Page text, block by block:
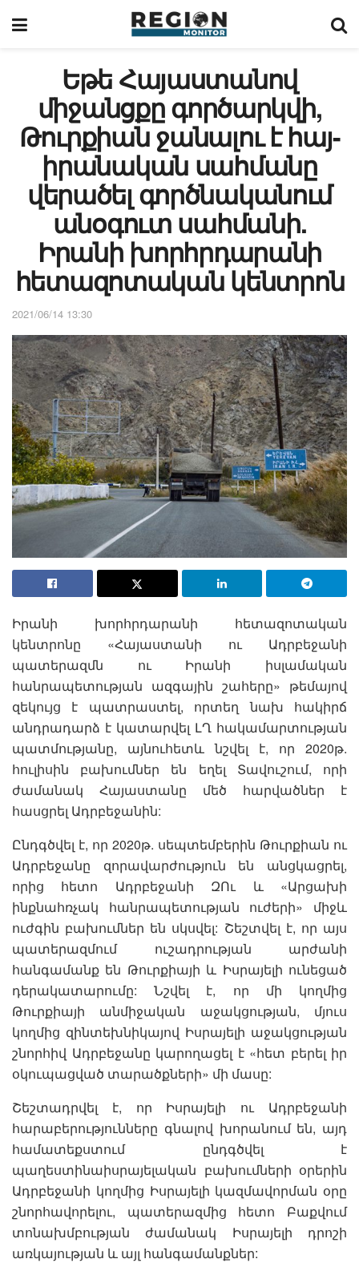
Եթե Հայաստանով
միջանցքը գործարկվի,
Թուրքիան ջանալու է հայ-
իրանական սահմանը
վերածել գործնականում
անօգուտ սահմանի.
Իրանի խորհրդարանի
հետազոտական կենտրոն
2021/06/14 13:30
Իրանի խորհրդարանի հետազոտական
կենտրոնը «Հայաստանի ու Ադրբեջանի
պատերազմն ու Իրանի իսլամական
հանրապետության ազգային շահերը» թեմայով
զեկույց է պատրաստել, որտեղ նախ հակիրճ
անդրադարձ է կատարվել ԼՂ հակամարտության
պատմությանը, այնուհետև նշվել է, որ 2020թ.
հուլիսին բախումներ են եղել Տավուշում, որի
ժամանակ Հայաստանը մեծ հարվածներ է
հասցրել Ադրբեջանին:
Ընդգծվել է, որ 2020թ. սեպտեմբերին Թուրքիան ու
Ադրբեջանը զորավարժություն են անցկացրել,
որից հետո Ադրբեջանի ԶՈւ և «Արցախի
ինքնահռչակ հանրապետության ուժերի» միջև
ուժգին բախումներ են սկսվել: Շեշտվել է, որ այս
պատերազմում ուշադրության արժանի
հանգամանք են Թուրքիայի և Իսրայելի ունեցած
դերակատարումը: Նշվել է, որ մի կողմից
Թուրքիայի անմիջական աջակցության, մյուս
կողմից զինտեխնիկայով Իսրայելի աջակցության
շնորհիվ Ադրբեջանը կարողացել է «հետ բերել իր
օկուպացված տարածքների» մի մասը:
Շեշտադրվել է, որ Իսրայելի ու Ադրբեջանի
հարաբերությունները գնալով խորանում են, այդ
համատեքստում ընդգծվել է
պաղեստինաիսրայելական բախումների օրերին
Ադրբեջանի կողմից Իսրայելի կազմավորման օրը
շնորհավորելու, պատերազմից հետո Բաքվում
տոնախմբության ժամանակ Իսրայելի դրոշի
առկայության և այլ հանգամանքներ: